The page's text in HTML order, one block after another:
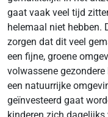
gaat vaak veel tijd
helemaal niet hebben.
zorgen dat dit veel
een fijne, groene
volwassene
een natuurrijke
geïnvesteerd gaat